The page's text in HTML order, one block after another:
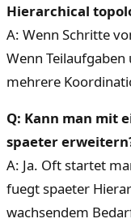
Hierarchical
A: Wenn Schritte
Wenn Teilaufgaben
mehrere
Q: Kann man mit
spaeter
A: Ja. Oft startet
fuegt spaeter
wachsendem